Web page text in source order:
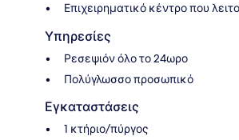
Επιχειρηματικό κέντρο που
Υπηρεσίες
Ρεσεψιόν όλο το 24ωρο
Πολύγλωσσο προσωπικό
Εγκαταστάσεις
1 κτήριο/πύργος